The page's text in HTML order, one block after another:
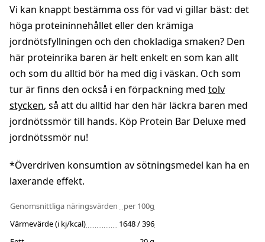
Vi kan knappt bestämma oss för vad vi gillar bäst: det
höga proteininnehållet eller den krämiga
jordnötsfyllningen och den chokladiga smaken? Den
här proteinrika baren är helt enkelt en som kan allt
och som du alltid bör ha med dig i väskan. Och som
tur är finns den också i en förpackning med tolv
stycken, så att du alltid har den här läckra baren med
jordnötssmör till hands. Köp Protein Bar Deluxe med
jordnötssmör nu!
*Överdriven konsumtion av sötningsmedel kan ha en
laxerande effekt.
Genomsnittliga näringsvärden
per 100g
Värmevärde (i kj/kcal)
1648 / 396